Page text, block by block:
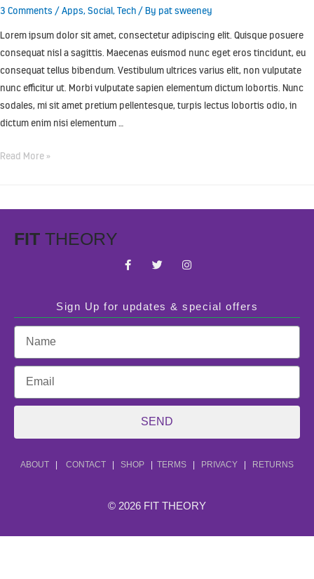
3 Comments /Apps, Social, Tech / By pat sweeney
Lorem ipsum dolor sit amet, consectetur adipiscing elit. Quisque posuere
consequat nisl a sagittis. Maecenas euismod nunc eget eros tincidunt, eu
consequat tellus bibendum. Vestibulum ultrices varius elit, non vulputate
nunc efficitur ut. Morbi vulputate sapien elementum dictum lobortis. Nunc
sodales, mi sit amet pretium pellentesque, turpis lectus lobortis odio, in
dictum enim nisi elementum …
Read More »
FIT THEORY
Sign Up for updates & special offers
SEND
ABOUT | CONTACT | SHOP | TERMS | PRIVACY | RETURNS
© 2026 FIT THEORY